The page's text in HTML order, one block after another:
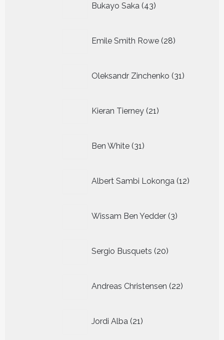
Bukayo Saka 43
producten
Emile Smith Rowe 28
producten
Oleksandr Zinchenko 31
producten
Kieran Tierney 21
producten
Ben White 31
producten
Albert Sambi Lokonga 12
Wissam Ben Yedder 3
producten
Sergio Busquets 20
producten
Andreas Christensen 22
producten
Jordi Alba 21
producten